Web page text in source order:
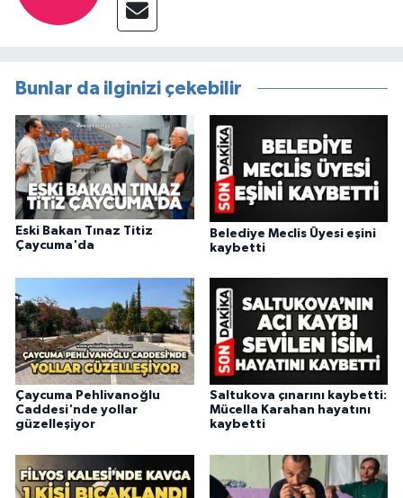
Bunlar da ilginizi çekebilir
Eski Bakan Tınaz Titiz
Çaycuma'da
Belediye Meclis Üyesi eşini
kaybetti
Çaycuma Pehlivanoğlu
Caddesi'nde yollar
güzelleşiyor
Saltukova çınarını kaybetti:
Mücella Karahan hayatını
kaybetti